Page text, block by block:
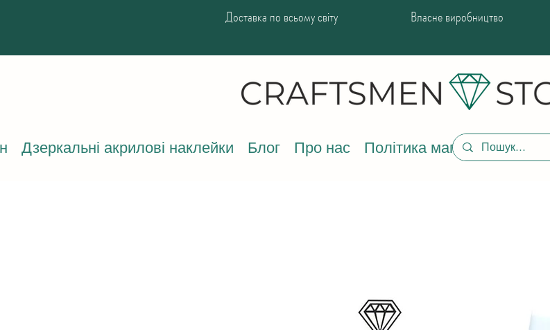
Доставка по всьому світу Власне виробництво
Дзеркальні акрилові наклейки Блог Про нас Політика магазину